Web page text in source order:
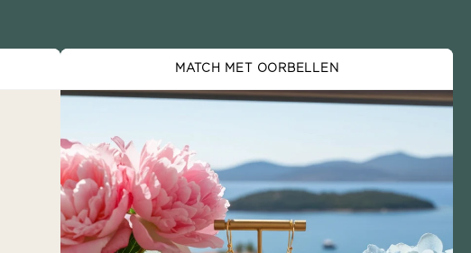
MATCH MET OORBELLEN